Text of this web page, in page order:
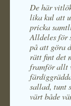
De här
lika kul att
pricka
Alldeles för
på att göra
rätt fint det
framför allt
sallad, tunt
värt både